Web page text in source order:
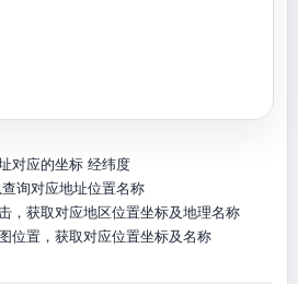
对应的坐标 经纬度
询对应地址位置名称
，获取对应地区位置坐标及地理名称
位置，获取对应位置坐标及名称